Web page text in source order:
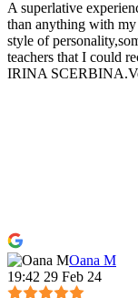
A superlative
than anything with my
style of
teachers that I could
IRINA
Oana M
19:42 29 Feb 24